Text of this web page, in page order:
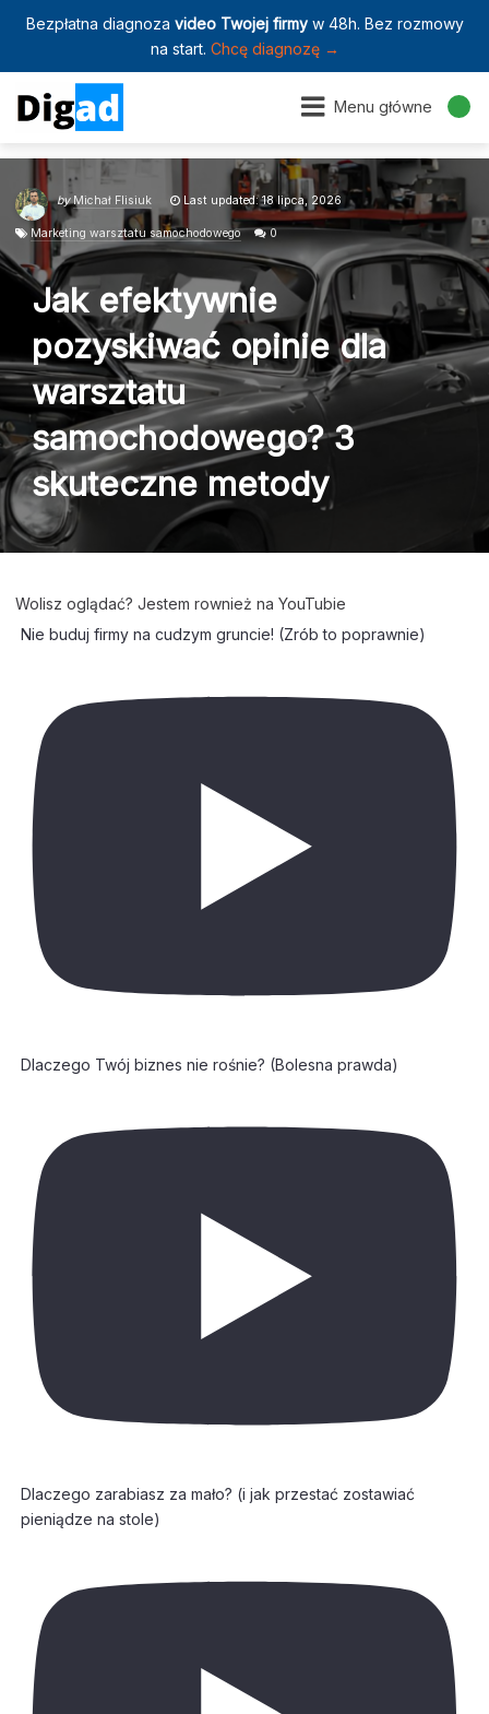
Bezpłatna diagnoza video Twojej firmyw 48h. Bez rozmowy
na start. Chcę diagnozę →
Menu główne
by Michał Flisiuk Last updated: 18 lipca, 2026
Marketing warsztatu samochodowego 0
Jak efektywnie
pozyskiwać opinie dla
warsztatu
samochodowego? 3
skuteczne metody
Wolisz oglądać? Jestem rownież na YouTubie
Nie buduj firmy na cudzym gruncie! (Zrób to poprawnie)
Dlaczego Twój biznes nie rośnie? (Bolesna prawda)
Dlaczego zarabiasz za mało? (i jak przestać zostawiać
pieniądze na stole)